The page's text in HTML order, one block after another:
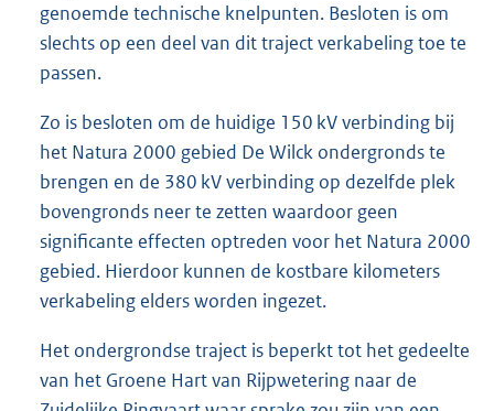
genoemde technische knelpunten. Besloten is om
slechts op een deel van dit traject verkabeling toe te
passen.
Zo is besloten om de huidige 150 kV verbinding bij
het Natura 2000 gebied De Wilck ondergronds te
brengen en de 380 kV verbinding op dezelfde plek
bovengronds neer te zetten waardoor geen
significante effecten optreden voor het Natura 2000
gebied. Hierdoor kunnen de kostbare kilometers
verkabeling elders worden ingezet.
Het ondergrondse traject is beperkt tot het gedeelte
van het Groene Hart van Rijpwetering naar de